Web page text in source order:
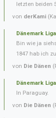
letzten beiden
von derKami
Dänemark
Bin wie ja
1847 hab ich
von Die Dänen
Dänemark
In Paraguay.
von Die Dänen